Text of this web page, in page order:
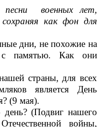
песни военных лет,
сохраняя как фон для
дни, не похожие на
памятью. Как они
страны, для всех
является День
(9 мая).
(Подвиг нашего
войны,